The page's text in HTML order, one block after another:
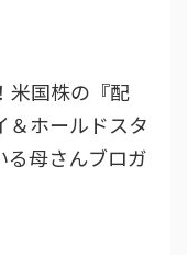
米国株の『配
＆ホールドスタ
る母さんブロガ